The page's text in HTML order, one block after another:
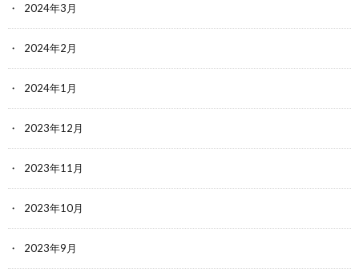
2024年3月
2024年2月
2024年1月
2023年12月
2023年11月
2023年10月
2023年9月